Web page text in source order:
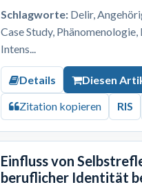
Schlagworte: Delir,
Case Study,
Intens...
Details Diesen
Zitation kopieren RIS
Einfluss von
beruflicher Identität